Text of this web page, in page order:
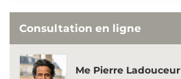
Consultation en ligne
Me Pierre Ladouceur